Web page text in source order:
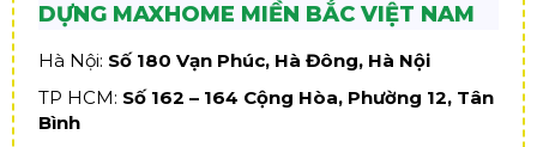
DỰNG MAXHOME MIỀN BẮC VIỆT NAM
Hà Nội: Số 180 Vạn Phúc, Hà Đông, Hà Nội
TP HCM: Số 162 – 164 Cộng Hòa, Phường 12, Tân
Bình